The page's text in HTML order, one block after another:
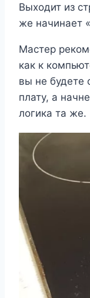
Выходит из
же начинает
Мастер
как к
вы не будете
плату, а
логика та же.